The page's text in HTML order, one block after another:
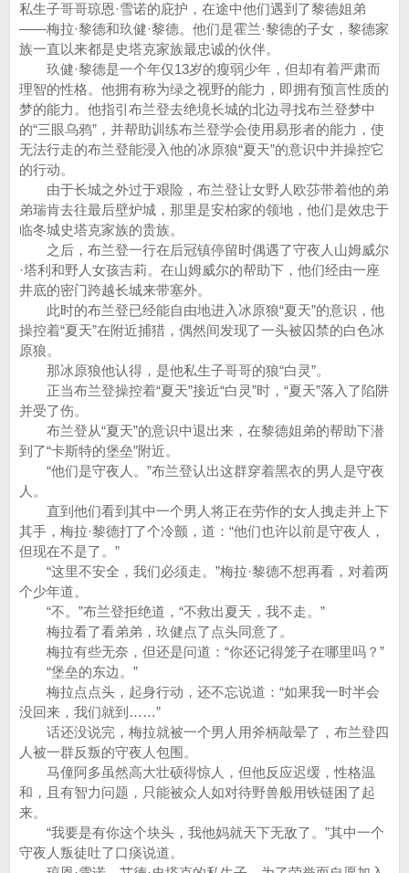
私生子哥哥琼恩·雪诺的庇护，在途中他们遇到了黎德姐弟
——梅拉·黎德和玖健·黎德。他们是霍兰·黎德的子女，黎德家
族一直以来都是史塔克家族最忠诚的伙伴。
玖健·黎德是一个年仅13岁的瘦弱少年，但却有着严肃而
理智的性格。他拥有称为绿之视野的能力，即拥有预言性质的
梦的能力。他指引布兰登去绝境长城的北边寻找布兰登梦中
的“三眼乌鸦”，并帮助训练布兰登学会使用易形者的能力，使
无法行走的布兰登能浸入他的冰原狼“夏天”的意识中并操控它
的行动。
由于长城之外过于艰险，布兰登让女野人欧莎带着他的弟
弟瑞肯去往最后壁炉城，那里是安柏家的领地，他们是效忠于
临冬城史塔克家族的贵族。
之后，布兰登一行在后冠镇停留时偶遇了守夜人山姆威尔
·塔利和野人女孩吉莉。在山姆威尔的帮助下，他们经由一座
井底的密门跨越长城来带塞外。
此时的布兰登已经能自由地进入冰原狼“夏天”的意识，他
操控着“夏天”在附近捕猎，偶然间发现了一头被囚禁的白色冰
原狼。
那冰原狼他认得，是他私生子哥哥的狼“白灵”。
正当布兰登操控着“夏天”接近“白灵”时，“夏天”落入了陷阱
并受了伤。
布兰登从“夏天”的意识中退出来，在黎德姐弟的帮助下潜
到了“卡斯特的堡垒”附近。
“他们是守夜人。”布兰登认出这群穿着黑衣的男人是守夜
人。
直到他们看到其中一个男人将正在劳作的女人拽走并上下
其手，梅拉·黎德打了个冷颤，道：“他们也许以前是守夜人，
但现在不是了。”
“这里不安全，我们必须走。”梅拉·黎德不想再看，对着两
个少年道。
“不。”布兰登拒绝道，“不救出夏天，我不走。”
梅拉看了看弟弟，玖健点了点头同意了。
梅拉有些无奈，但还是问道：“你还记得笼子在哪里吗？”
“堡垒的东边。”
梅拉点点头，起身行动，还不忘说道：“如果我一时半会
没回来，我们就到……”
话还没说完，梅拉就被一个男人用斧柄敲晕了，布兰登四
人被一群反叛的守夜人包围。
马僮阿多虽然高大壮硕得惊人，但他反应迟缓，性格温
和，且有智力问题，只能被众人如对待野兽般用铁链困了起
来。
“我要是有你这个块头，我他妈就天下无敌了。”其中一个
守夜人叛徒吐了口痰说道。